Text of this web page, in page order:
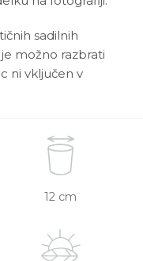
sadilnih
možno razbrati
ni vključen v
12 cm